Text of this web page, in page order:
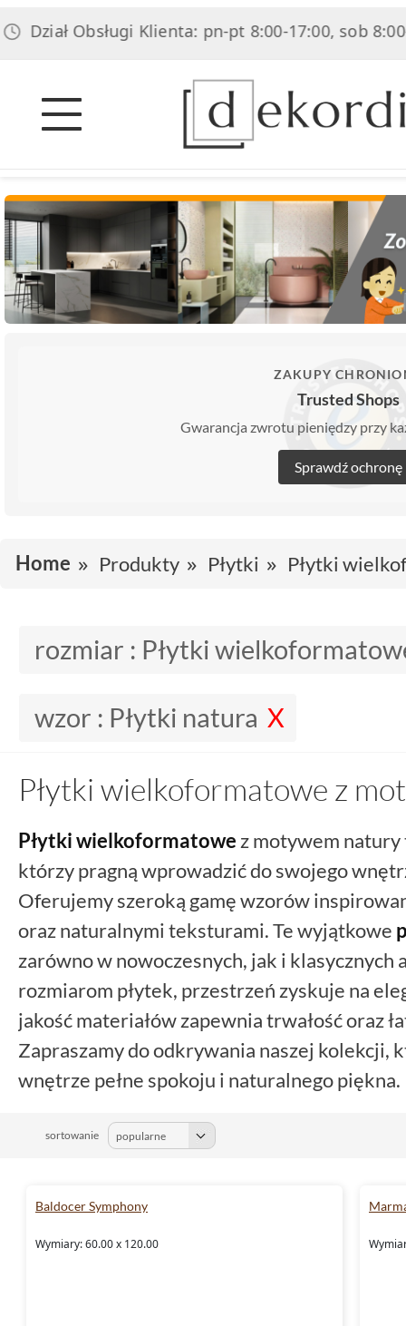
Obsługi Klienta: pn-pt 8:00-17:00, sob 8:00-14:00
ZAKUPY
Trusted Shops
Gwarancja zwrotu pieniędzy przy
Sprawdź ochronę
Home Produkty Płytki Płytki
rozmiar : Płytki
wzor : Płytki natura
Płytki wielkoformatowe z
Płytki wielkoformatowe z motywem natury
którzy pragną wprowadzić do swojego
Oferujemy szeroką gamę wzorów
oraz naturalnymi teksturami. Te wyjątkowe
zarówno w nowoczesnych, jak i klasycznych
rozmiarom płytek, przestrzeń zyskuje na
jakość materiałów zapewnia trwałość oraz
Zapraszamy do odkrywania naszej kolekcji,
wnętrze pełne spokoju i naturalnego piękna.
sortowanie
Baldocer Symphony
Wymiary: 60.00 x 120.00